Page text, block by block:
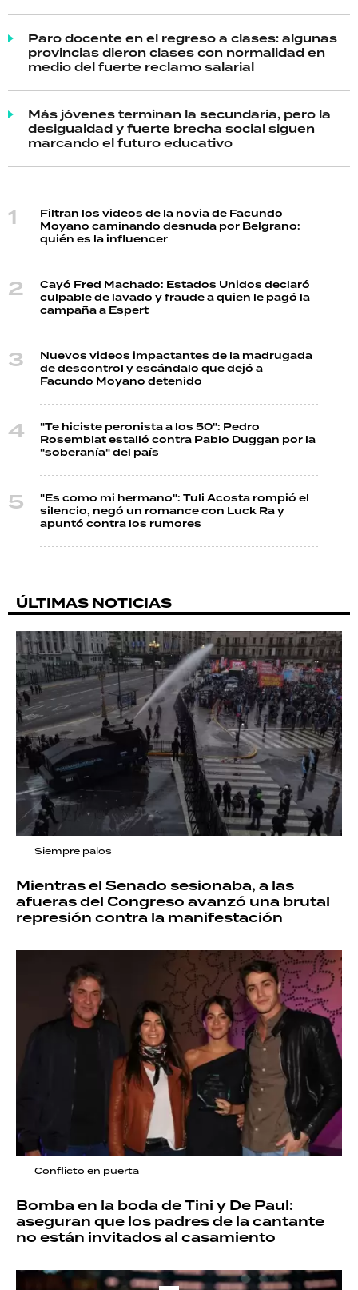
Paro docente en el regreso a clases: algunas
provincias dieron clases con normalidad en
medio del fuerte reclamo salarial
Más jóvenes terminan la secundaria, pero la
desigualdad y fuerte brecha social siguen
marcando el futuro educativo
Filtran los videos de la novia de Facundo
Moyano caminando desnuda por Belgrano:
quién es la influencer
Cayó Fred Machado: Estados Unidos declaró
culpable de lavado y fraude a quien le pagó la
campaña a Espert
Nuevos videos impactantes de la madrugada
de descontrol y escándalo que dejó a
Facundo Moyano detenido
"Te hiciste peronista a los 50": Pedro
Rosemblat estalló contra Pablo Duggan por la
"soberanía" del país
"Es como mi hermano": Tuli Acosta rompió el
silencio, negó un romance con Luck Ra y
apuntó contra los rumores
ÚLTIMAS NOTICIAS
Siempre palos
Mientras el Senado sesionaba, a las
afueras del Congreso avanzó una brutal
represión contra la manifestación
Conflicto en puerta
Bomba en la boda de Tini y De Paul:
aseguran que los padres de la cantante
no están invitados al casamiento